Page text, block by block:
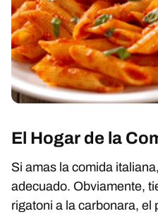
El Hogar de la
Si amas la comida
adecuado. Obviamente,
rigatoni a la carbonara, el